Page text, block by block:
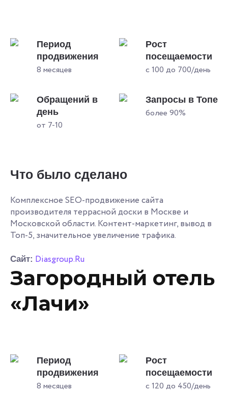
Период
продвижения
8 месяцев
Рост
посещаемости
с 100 до 700/день
Обращений в
день
от 7-10
Запросы в Топе
более 90%
Что было сделано
Комплексное SEO-продвижение сайта
производителя террасной доски в Москве и
Московской области. Контент-маркетинг, вывод в
Топ-5, значительное увеличение трафика.
Сайт: Diasgroup.Ru
Загородный отель
«Лачи»
Период
продвижения
8 месяцев
Рост
посещаемости
с 120 до 450/день